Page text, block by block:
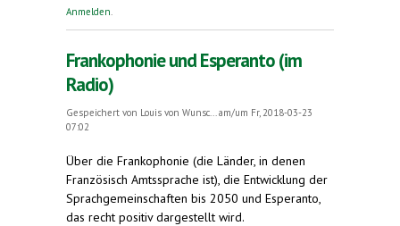
Anmelden
Frankophonie und Esperanto (im
Radio)
Gespeichert von Louis von Wunsc...
am/um Fr, 2018-03-23
07:02
Über die Frankophonie (die Länder, in denen
Französisch Amtssprache ist), die Entwicklung der
Sprachgemeinschaften bis 2050 und Esperanto,
das recht positiv dargestellt wird.